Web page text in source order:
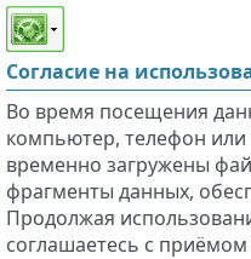
Этот сайт поддерживает
слабовидящих
Согласие на
Во время посещения
компьютер, телефон или
временно загружены
фрагменты данных,
Продолжая
соглашаетесь с